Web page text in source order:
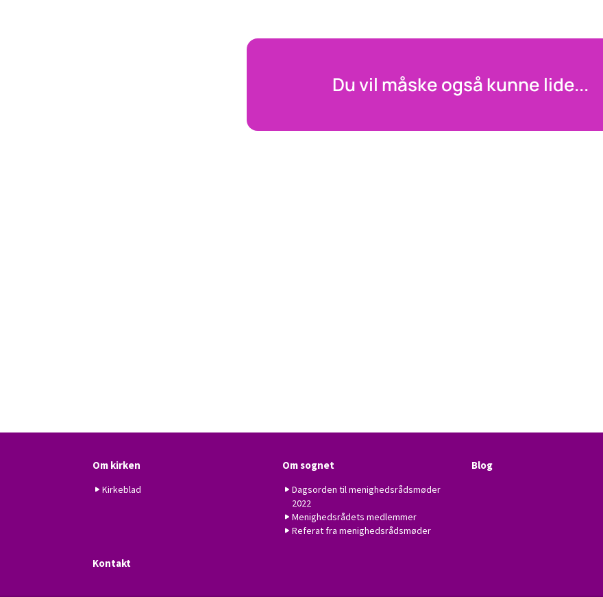
Du vil måske også kunne lide...
Om kirken
Kirkeblad
Om sognet
Dagsorden til menighedsrådsmøder
2022
Menighedsrådets medlemmer
Referat fra menighedsrådsmøder
Blog
Kontakt